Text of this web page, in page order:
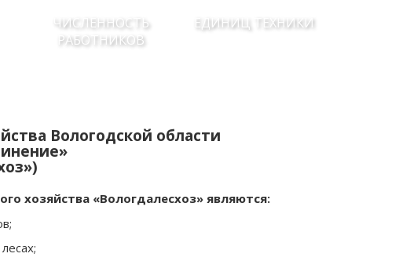
ЧИСЛЕННОСТЬ
РАБОТНИКОВ
ЕДИНИЦ ТЕХНИКИ
Вологодской области
хозяйства «Вологдалесхоз» являются: